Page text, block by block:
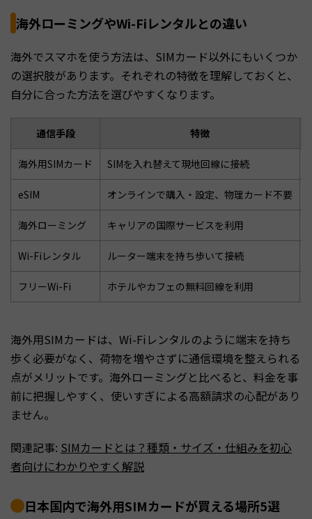
海外ローミングやWi-Fiレンタルとの違い
海外でスマホを使う方法は、SIMカード以外にもいくつか
の選択肢があります。それぞれの特徴を理解しておくと、
自分に合った方法を選びやすくなります。
通信手段 特徴
海外用SIMカード SIMを入れ替えて現地回線に接続
eSIM オンラインで購入・設定、物理カード不要
海外ローミング キャリアの国際サービスを利用
Wi-Fiレンタル ルーター端末を持ち歩いて接続
フリーWi-Fi ホテルやカフェの無料回線を利用
海外用SIMカードは、Wi-Fiレンタルのように端末を持ち
歩く必要がなく、荷物を増やさずに通信環境を整えられる
点がメリットです。海外ローミングと比べると、料金を事
前に把握しやすく、使いすぎによる高額請求の心配があり
ません。
関連記事: SIMカードとは？種類・サイズ・仕組みを初心
者向けにわかりやすく解説
日本国内で海外用SIMカードが買える場所5選